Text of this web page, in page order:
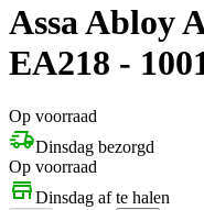
Assa Abloy
EA218 -
Op voorraad
Dinsdag bezorgd
Op voorraad
Dinsdag af te halen